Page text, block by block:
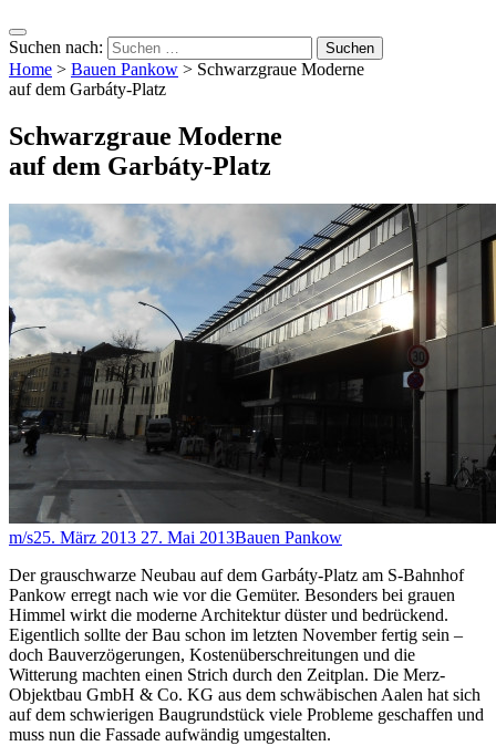
Suchen nach:
Home > Bauen Pankow > Schwarzgraue Moderne
auf dem Garbáty-Platz
Schwarzgraue Moderne
auf dem Garbáty-Platz
m/s25. März 2013 27. Mai 2013Bauen Pankow
Der grauschwarze Neubau auf dem Garbáty-Platz am S-Bahnhof
Pankow erregt nach wie vor die Gemüter. Besonders bei grauen
Himmel wirkt die moderne Architektur düster und bedrückend.
Eigentlich sollte der Bau schon im letzten November fertig sein –
doch Bauverzögerungen, Kostenüberschreitungen und die
Witterung machten einen Strich durch den Zeitplan. Die Merz-
Objektbau GmbH & Co. KG aus dem schwäbischen Aalen hat sich
auf dem schwierigen Baugrundstück viele Probleme geschaffen und
muss nun die Fassade aufwändig umgestalten.